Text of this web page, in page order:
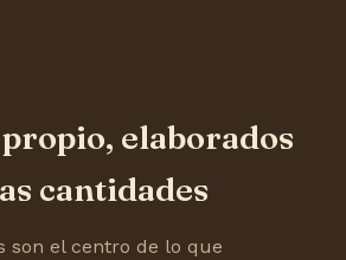
elaborados
cantidades
son el centro de lo que